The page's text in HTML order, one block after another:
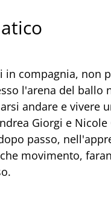
in compagnia, non
l'arena del ballo
andare e vivere
Giorgi e Nicole
passo,
movimento,